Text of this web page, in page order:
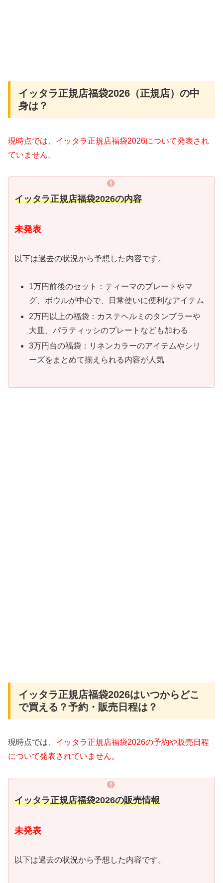
イッタラ正規店福袋2026（正規店）の中
身は？
現時点では、イッタラ正規店福袋2026について発表され
ていません。
イッタラ正規店福袋2026の内容
未発表
以下は過去の状況から予想した内容です。
1万円前後のセット：ティーマのプレートやマ
グ、ボウルが中心で、日常使いに便利なアイテム
2万円以上の福袋：カステヘルミのタンブラーや
大皿、パラティッシのプレートなども加わる
3万円台の福袋：リネンカラーのアイテムやシリ
ーズをまとめて揃えられる内容が人気
イッタラ正規店福袋2026はいつからどこ
で買える？予約・販売日程は？
現時点では、 イッタラ正規店福袋2026の予約や販売日程
について発表されていません。
イッタラ正規店福袋2026の販売情報
未発表
以下は過去の状況から予想した内容です。